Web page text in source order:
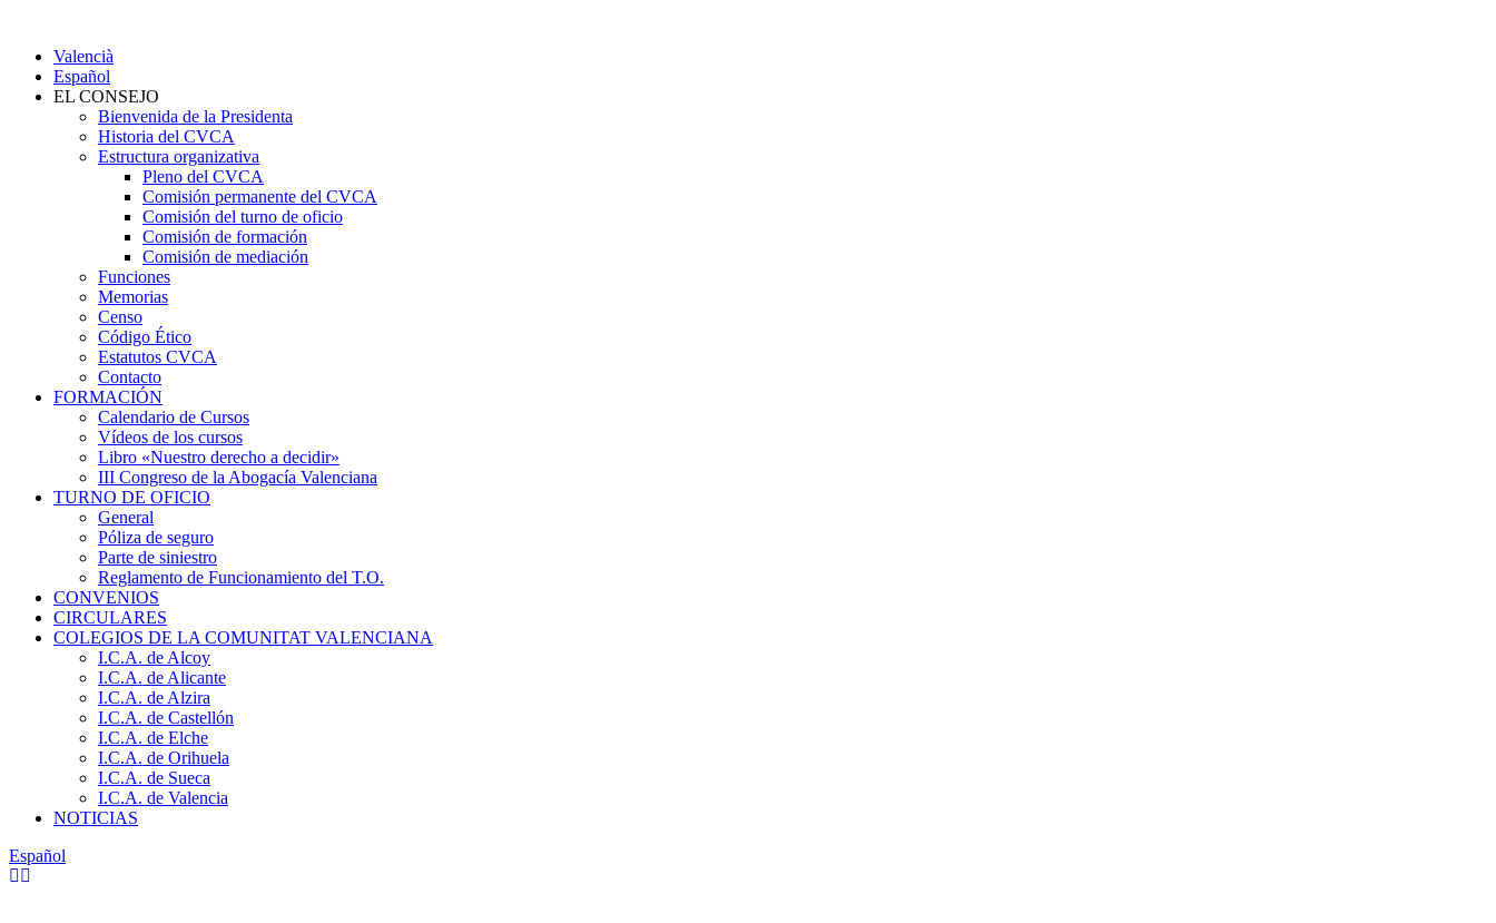
Valencià
Español
EL CONSEJO
Bienvenida de la Presidenta
Historia del CVCA
Estructura organizativa
Pleno del CVCA
Comisión permanente del CVCA
Comisión del turno de oficio
Comisión de formación
Comisión de mediación
Funciones
Memorias
Censo
Código Ético
Estatutos CVCA
Contacto
FORMACIÓN
Calendario de Cursos
Vídeos de los cursos
Libro «Nuestro derecho a decidir»
III Congreso de la Abogacía Valenciana
TURNO DE OFICIO
General
Póliza de seguro
Parte de siniestro
Reglamento de Funcionamiento del T.O.
CONVENIOS
CIRCULARES
COLEGIOS DE LA COMUNITAT VALENCIANA
I.C.A. de Alcoy
I.C.A. de Alicante
I.C.A. de Alzira
I.C.A. de Castellón
I.C.A. de Elche
I.C.A. de Orihuela
I.C.A. de Sueca
I.C.A. de Valencia
NOTICIAS
Español